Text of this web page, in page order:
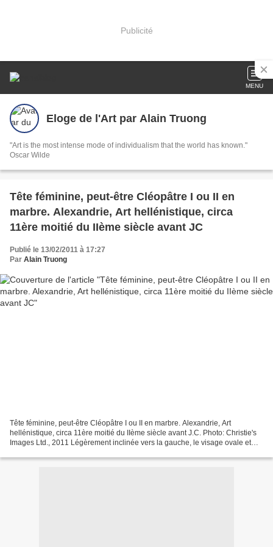
Publicité
MENU
Eloge de l'Art par Alain Truong
"Art is the most intense mode of individualism that the world has known."
Oscar Wilde
Tête féminine, peut-être Cléopâtre I ou II en
marbre. Alexandrie, Art hellénistique, circa
11ère moitié du IIème siècle avant JC
Publié le 13/02/2011 à 17:27
Par Alain Truong
Tête féminine, peut-être Cléopâtre I ou II en marbre. Alexandrie, Art
hellénistique, circa 11ère moitié du IIème siècle avant J.C. Photo: Christie's
Images Ltd., 2011 Légèrement inclinée vers la gauche, le visage ovale et